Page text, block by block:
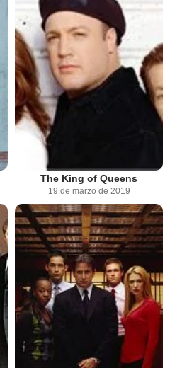
The King of Queens
19 de marzo de 2019